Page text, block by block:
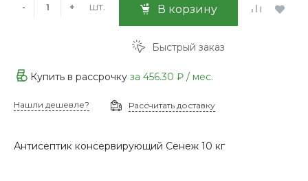
- + шт. В корзину
Быстрый заказ
Купить в рассрочку за 456.30 ₽ / мес.
Нашли дешевле? Рассчитать доставку
Антисептик консервирующий Сенеж 10 кг